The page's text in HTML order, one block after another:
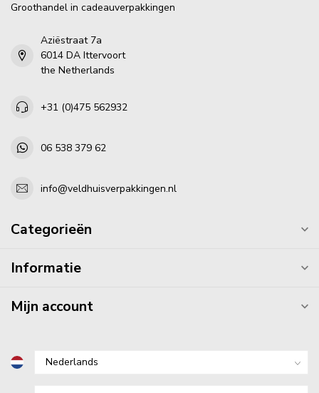
Groothandel in cadeauverpakkingen
Aziëstraat 7a
6014 DA Ittervoort
the Netherlands
+31 (0)475 562932
06 538 379 62
info@veldhuisverpakkingen.nl
Categorieën
Informatie
Mijn account